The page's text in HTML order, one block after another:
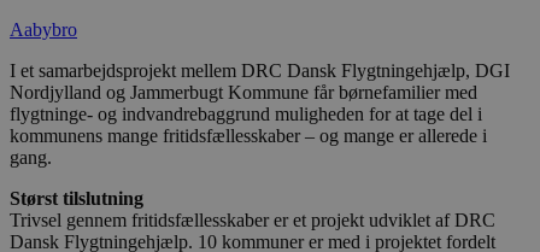
Aabybro
I et samarbejdsprojekt mellem DRC Dansk Flygtningehjælp, DGI
Nordjylland og Jammerbugt Kommune får børnefamilier med
flygtninge- og indvandrebaggrund muligheden for at tage del i
kommunens mange fritidsfællesskaber – og mange er allerede i
gang.
Størst tilslutning
Trivsel gennem fritidsfællesskaber er et projekt udviklet af DRC
Dansk Flygtningehjælp. 10 kommuner er med i projektet fordelt